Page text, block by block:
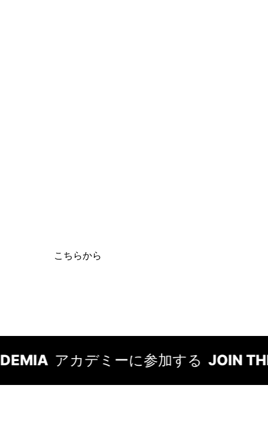
こちらから
アカデミーに参加する JOIN